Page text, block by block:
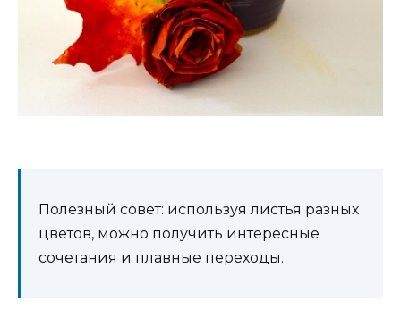
Полезный совет: используя листья разных
цветов, можно получить интересные
сочетания и плавные переходы.